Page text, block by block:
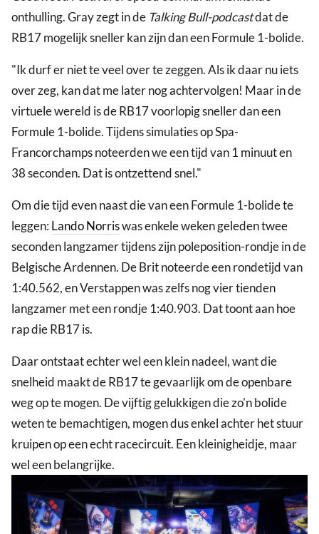
onthulling. Gray zegt in de Talking Bull-podcastdat de
RB17 mogelijk sneller kan zijn dan een Formule 1-bolide.
"Ik durf er niet te veel over te zeggen. Als ik daar nu iets
over zeg, kan dat me later nog achtervolgen! Maar in de
virtuele wereld is de RB17 voorlopig sneller dan een
Formule 1-bolide. Tijdens simulaties op Spa-
Francorchamps noteerden we een tijd van 1 minuut en
38 seconden. Dat is ontzettend snel."
Om die tijd even naast die van een Formule 1-bolide te
leggen: Lando Norriswas enkele weken geleden twee
seconden langzamer tijdens zijn poleposition-rondje in de
Belgische Ardennen. De Brit noteerde een rondetijd van
1:40.562, en Verstappen was zelfs nog vier tienden
langzamer met een rondje 1:40.903. Dat toont aan hoe
rap die RB17 is.
Daar ontstaat echter wel een klein nadeel, want die
snelheid maakt de RB17 te gevaarlijk om de openbare
weg op te mogen. De vijftig gelukkigen die zo'n bolide
weten te bemachtigen, mogen dus enkel achter het stuur
kruipen op een echt racecircuit. Een kleinigheidje, maar
wel een belangrijke.